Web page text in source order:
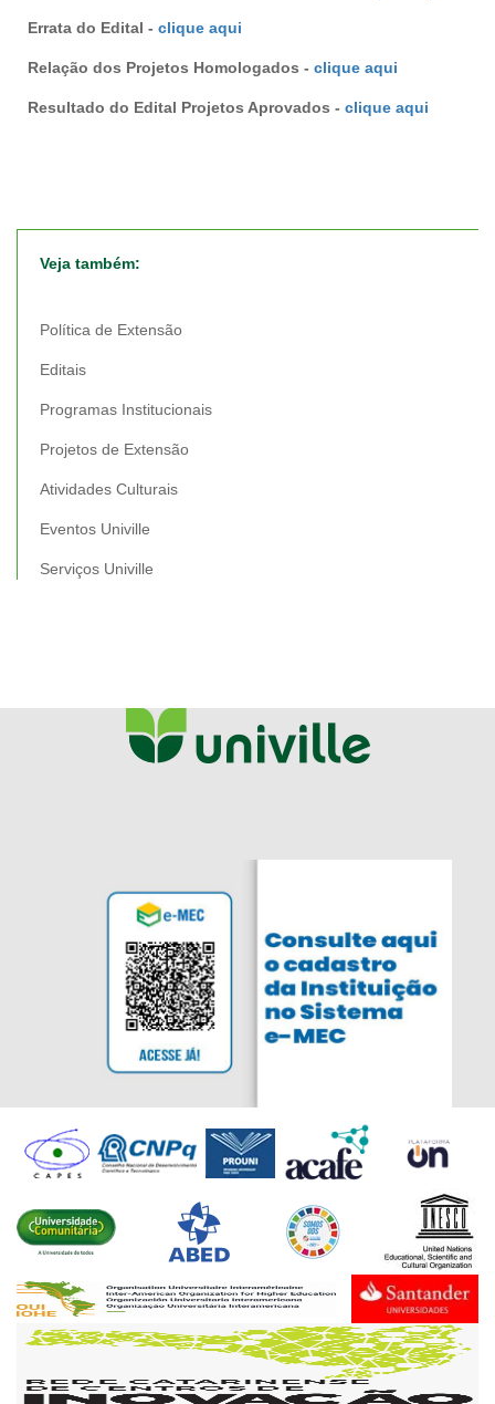
Errata do Edital - clique aqui
Relação dos Projetos Homologados - clique aqui
Resultado do Edital Projetos Aprovados - clique aqui
Veja também:
Política de Extensão
Editais
Programas Institucionais
Projetos de Extensão
Atividades Culturais
Eventos Univille
Serviços Univille